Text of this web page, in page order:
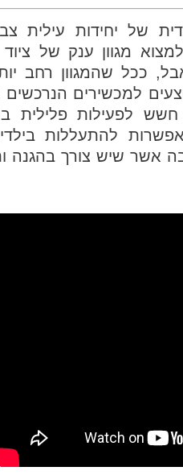
של יחידות עילית
מגוון ענק של ציוד
ככל שהמגוון רחב
למכשירים
חשש לפעילות פלילית
להתעללות
אשר שיש צורך בהגנה